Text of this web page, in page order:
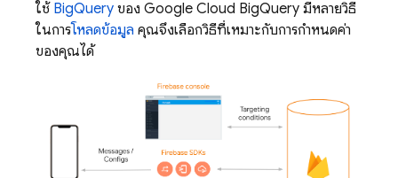
ใช้ BigQuery ของ Google Cloud BigQuery มีหลายวิธี
ในการโหลดข้อมูล คุณจึงเลือกวิธีที่เหมาะกับการกำหนดค่า
ของคุณได้